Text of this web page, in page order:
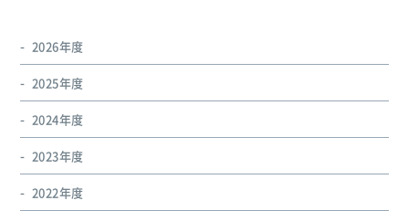
2026年度
2025年度
2024年度
2023年度
2022年度